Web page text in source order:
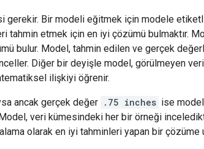
gerekir. Bir modeli eğitmek için modele
tahmin etmek için en iyi çözümü bulmaktır.
bulur. Model, tahmin edilen ve gerçek
Diğer bir deyişle model, görülmeyen
ilişkiyi öğrenir.
ancak gerçek değer .75 inches ise
veri kümesindeki her bir örneği
olarak en iyi tahminleri yapan bir çözüme